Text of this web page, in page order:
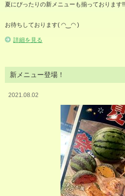
夏にぴったりの新メニューも揃っております‼︎
お待ちしております( ◠‿◠ )
詳細を見る
新メニュー登場！
2021.08.02